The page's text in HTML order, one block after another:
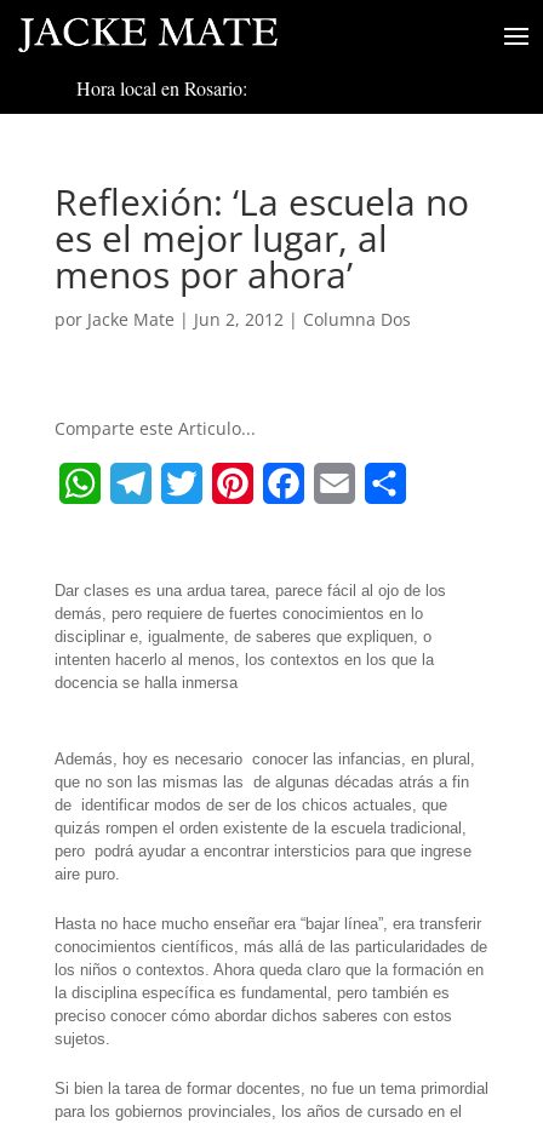
Hora local en Rosario:
Reflexión: ‘La escuela no
es el mejor lugar, al
menos por ahora’
por Jacke Mate | Jun 2, 2012| Columna Dos
Comparte este Articulo...
a
t
s
p
p
l
e
g
a
m
i
t
t
r
n
t
e
e
s
t
c
e
o
k
a
i
a
r
Dar clases es una ardua tarea, parece fácil al ojo de los
demás, pero requiere de fuertes conocimientos en lo
disciplinar e, igualmente, de saberes que expliquen, o
intenten hacerlo al menos, los contextos en los que la
docencia se halla inmersa
Además, hoy es necesario conocer las infancias, en plural,
que no son las mismas las de algunas décadas atrás a fin
de identificar modos de ser de los chicos actuales, que
quizás rompen el orden existente de la escuela tradicional,
pero podrá ayudar a encontrar intersticios para que ingrese
aire puro.
Hasta no hace mucho enseñar era “bajar línea”, era transferir
conocimientos científicos, más allá de las particularidades de
los niños o contextos. Ahora queda claro que la formación en
la disciplina específica es fundamental, pero también es
preciso conocer cómo abordar dichos saberes con estos
sujetos.
Si bien la tarea de formar docentes, no fue un tema primordial
para los gobiernos provinciales, los años de cursado en el